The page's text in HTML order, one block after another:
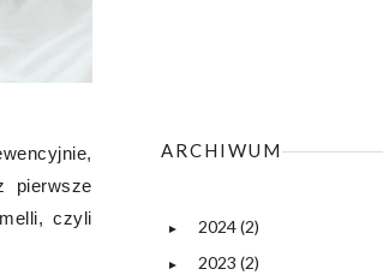
pierwsze
czyli
ARCHIWUM
► 2024(2)
► 2023 (2)